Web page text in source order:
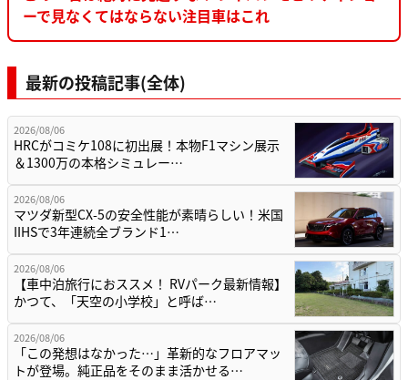
ーで見なくてはならない注目車はこれ
最新の投稿記事(全体)
2026/08/06
HRCがコミケ108に初出展！本物F1マシン展示
＆1300万の本格シミュレー…
2026/08/06
マツダ新型CX-5の安全性能が素晴らしい！米国
IIHSで3年連続全ブランド1…
2026/08/06
【車中泊旅行におススメ！ RVパーク最新情報】
かつて、「天空の小学校」と呼ば…
2026/08/06
「この発想はなかった…」革新的なフロアマッ
トが登場。純正品をそのまま活かせる…